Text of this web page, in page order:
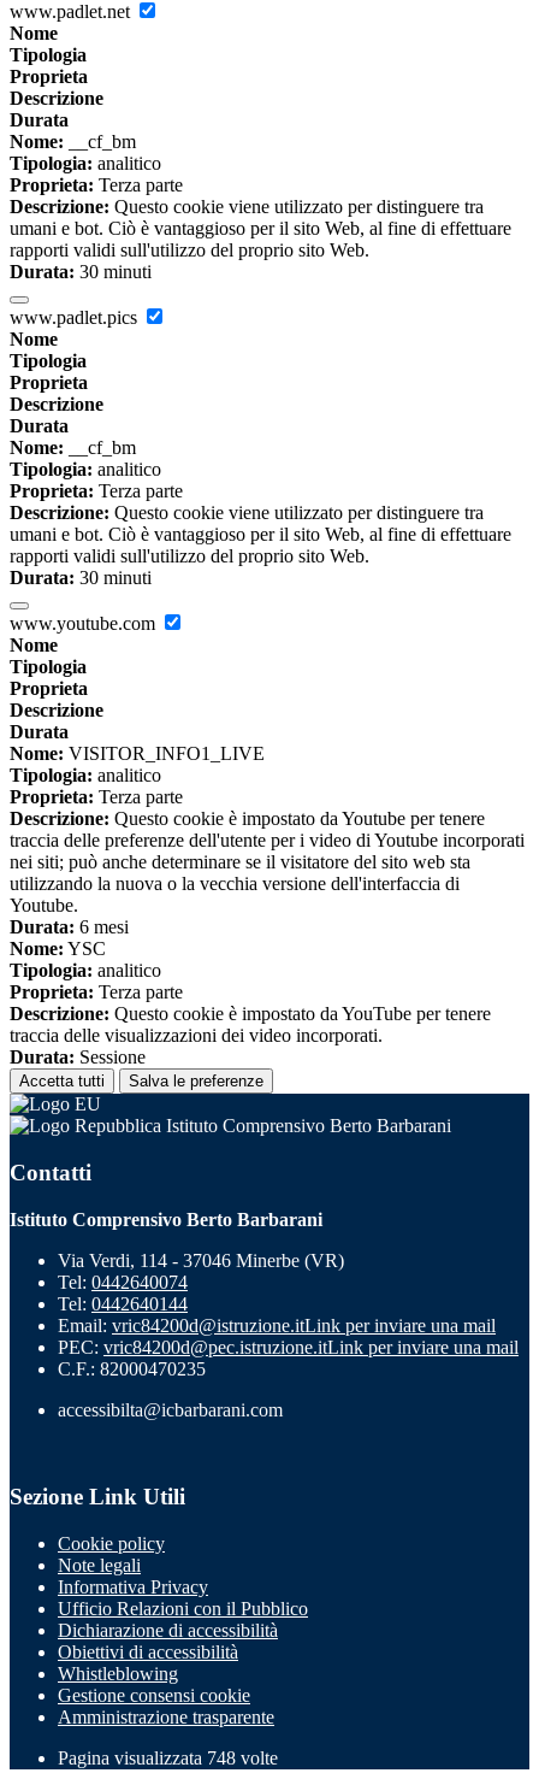
www.padlet.net
Nome
Tipologia
Proprieta
Descrizione
Durata
Nome: __cf_bm
Tipologia: analitico
Proprieta: Terza parte
Descrizione: Questo cookie viene utilizzato per distinguere tra
umani e bot. Ciò è vantaggioso per il sito Web, al fine di effettuare
rapporti validi sull'utilizzo del proprio sito Web.
Durata: 30 minuti
www.padlet.pics
Nome
Tipologia
Proprieta
Descrizione
Durata
Nome: __cf_bm
Tipologia: analitico
Proprieta: Terza parte
Descrizione: Questo cookie viene utilizzato per distinguere tra
umani e bot. Ciò è vantaggioso per il sito Web, al fine di effettuare
rapporti validi sull'utilizzo del proprio sito Web.
Durata: 30 minuti
www.youtube.com
Nome
Tipologia
Proprieta
Descrizione
Durata
Nome: VISITOR_INFO1_LIVE
Tipologia: analitico
Proprieta: Terza parte
Descrizione: Questo cookie è impostato da Youtube per tenere
traccia delle preferenze dell'utente per i video di Youtube incorporati
nei siti; può anche determinare se il visitatore del sito web sta
utilizzando la nuova o la vecchia versione dell'interfaccia di
Youtube.
Durata: 6 mesi
Nome: YSC
Tipologia: analitico
Proprieta: Terza parte
Descrizione: Questo cookie è impostato da YouTube per tenere
traccia delle visualizzazioni dei video incorporati.
Durata: Sessione
Accetta tutti Salva le preferenze
Istituto Comprensivo Berto Barbarani
Contatti
Istituto Comprensivo Berto Barbarani
Via Verdi, 114 - 37046 Minerbe (VR)
Tel: 0442640074
Tel: 0442640144
Email: vric84200d@istruzione.itLink per inviare una mail
PEC: vric84200d@pec.istruzione.itLink per inviare una mail
C.F.: 82000470235
accessibilta@icbarbarani.com
Sezione Link Utili
Cookie policy
Note legali
Informativa Privacy
Ufficio Relazioni con il Pubblico
Dichiarazione di accessibilità
Obiettivi di accessibilità
Whistleblowing
Gestione consensi cookie
Amministrazione trasparente
Pagina visualizzata 748 volte